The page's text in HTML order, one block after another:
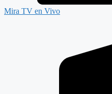
Mira TV en Vivo